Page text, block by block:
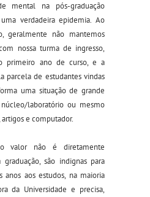
mental na pós-graduação
verdadeira epidemia. Ao
geralmente não mantemos
nossa turmade ingresso,
primeiro ano de curso, e a
parcela de estudantes vindas
uma situação de grande
/laboratório ou mesmo
artigos e computador.
valor não é diretamente
são indignas para
aos estudos, na maioria
da Universidade e precisa,